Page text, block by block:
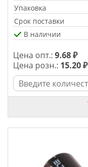
Упаковка
Срок поставки
В наличии
Цена опт.: 9.68 ₽
Цена розн.: 15.20 ₽